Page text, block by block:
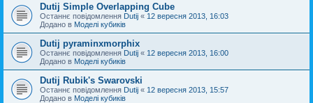
Dutij Simple Overlapping Cube
Останнє повідомлення Dutij « 12 вересня 2013, 16:03
Додано в Моделі кубиків
Dutij pyraminxmorphix
Останнє повідомлення Dutij « 12 вересня 2013, 16:00
Додано в Моделі кубиків
Dutij Rubik's Swarovski
Останнє повідомлення Dutij « 12 вересня 2013, 15:57
Додано в Моделі кубиків